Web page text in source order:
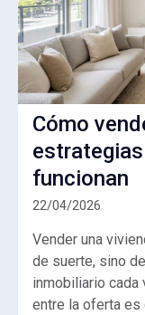
Cómo
funcionan
22/04/2026
Vender una
de suerte, sino
inmobiliario
entre la oferta es